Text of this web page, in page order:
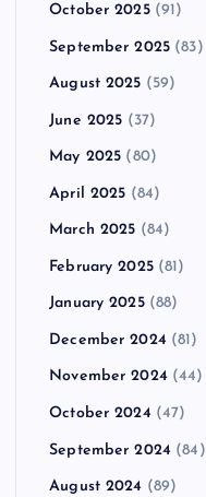
October 2025(91)
September 2025 (83)
August 2025 (59)
June 2025 (37)
May 2025 (80)
April 2025 (84)
March 2025 (84)
February 2025(81)
January 2025(88)
December 2024 (81)
November 2024 (44)
October 2024 (47)
September 2024 (84)
August 2024 (89)